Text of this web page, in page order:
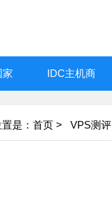
家 IDC主机商
是： 首页 > VPS测评